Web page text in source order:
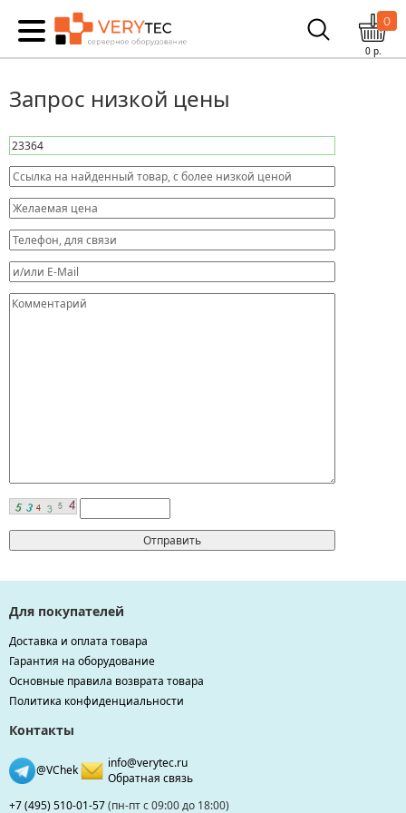
0
0р.
Запрос низкой цены
Для покупателей
Доставка и оплата товара
Гарантия на оборудование
Основные правила возврата товара
Политика конфиденциальности
Контакты
@VChek
info@verytec.ru
Обратная связь
+7 (495) 510-01-57(пн-пт с 09:00 до 18:00)